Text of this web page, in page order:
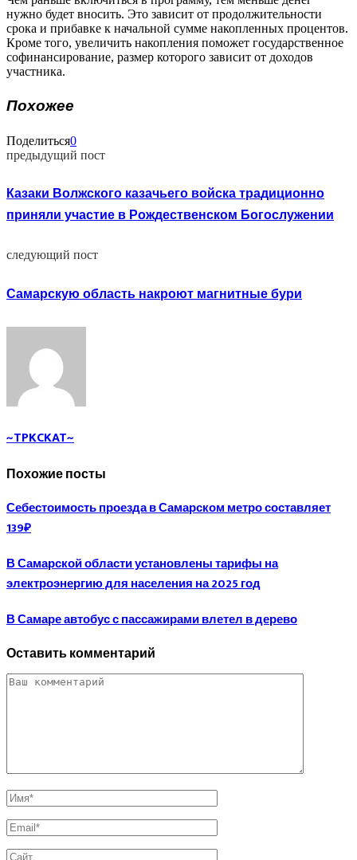
нужно будет вносить. Это зависит от продолжительности
срока и прибавке к начальной сумме накопленных процентов.
Кроме того, увеличить накопления поможет государственное
софинансирование, размер которого зависит от доходов
участника.
Похожее
Поделиться0
предыдущий пост
Казаки Волжского казачьего войска традиционно
приняли участие в Рождественском Богослужении
следующий пост
Самарскую область накроют магнитные бури
~TPKCKAT~
Похожие посты
Себестоимость проезда в Самарском метро составляет
139₽
В Самарской области установлены тарифы на
электроэнергию для населения на 2025 год
В Самаре автобус с пассажирами влетел в дерево
Оставить комментарий